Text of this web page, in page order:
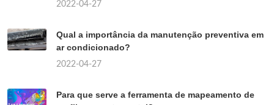
2022-04-27
Qual a importância da manutenção preventiva em
ar condicionado?
2022-04-27
Para que serve a ferramenta de mapeamento de